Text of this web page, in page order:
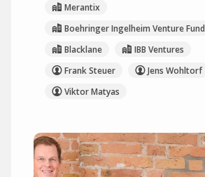
Merantix
Boehringer Ingelheim Venture Fund
Blacklane
IBB Ventures
Frank Steuer
Jens Wohltorf
Viktor Matyas